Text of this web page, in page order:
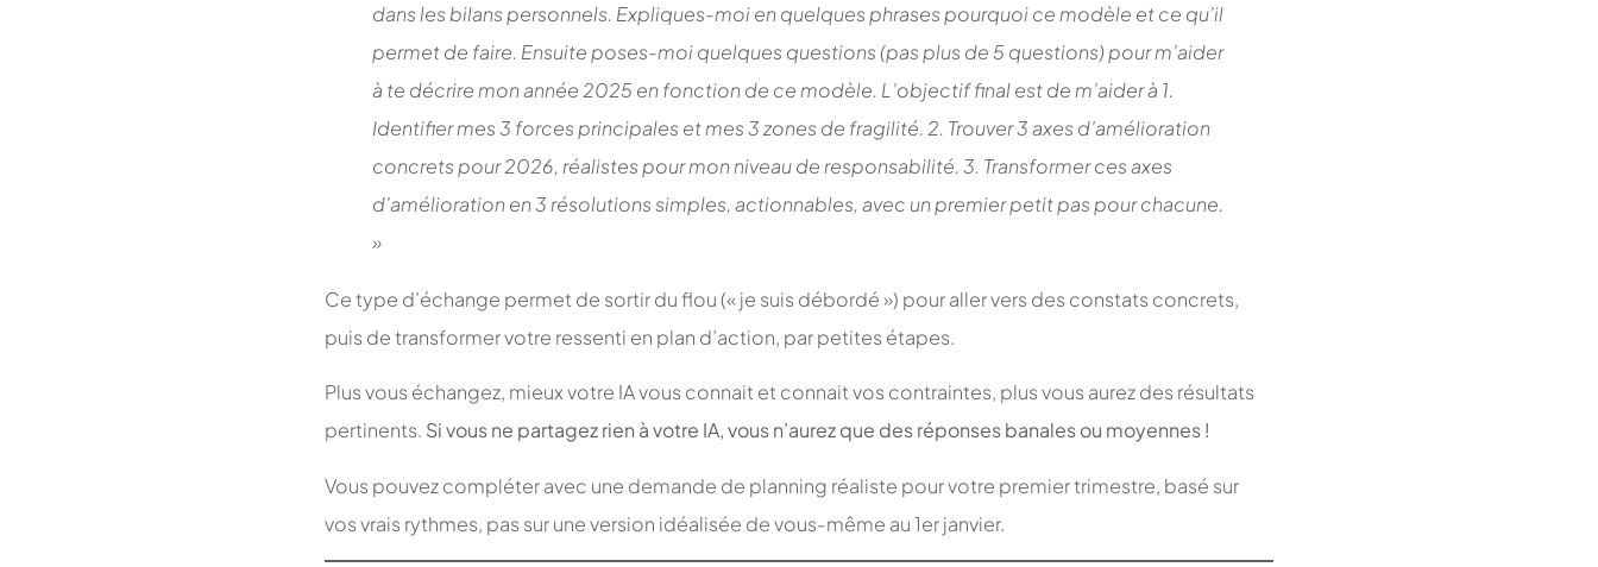
dans les bilans personnels. Expliques-moi en quelques phrases pourquoi ce modèle et ce qu’il
permet de faire. Ensuite poses-moi quelques questions (pas plus de 5 questions) pour m’aider
à te décrire mon année 2025 en fonction de ce modèle. L’objectif final est de m’aider à 1.
Identifier mes 3 forces principales et mes 3 zones de fragilité. 2. Trouver 3 axes d’amélioration
concrets pour 2026, réalistes pour mon niveau de responsabilité. 3. Transformer ces axes
d’amélioration en 3 résolutions simples, actionnables, avec un premier petit pas pour chacune.
»
Ce type d’échange permet de sortir du flou (« je suis débordé ») pour aller vers des constats concrets,
puis de transformer votre ressenti en plan d’action, par petites étapes.
Plus vous échangez, mieux votre IA vous connait et connait vos contraintes, plus vous aurez des résultats
pertinents. Si vous ne partagez rien à votre IA, vous n’aurez que des réponses banales ou moyennes !
Vous pouvez compléter avec une demande de planning réaliste pour votre premier trimestre, basé sur
vos vrais rythmes, pas sur une version idéalisée de vous-même au 1er janvier.